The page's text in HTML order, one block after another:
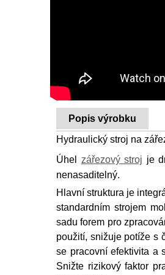
Popis výrobku
Hydraulický stroj na
Úhel zářezový stroj je
nenasaditelný.
Hlavní struktura je
standardním strojem
sadu forem pro
použití, snižuje potíže s
se pracovní efektivita a
Snižte rizikový faktor